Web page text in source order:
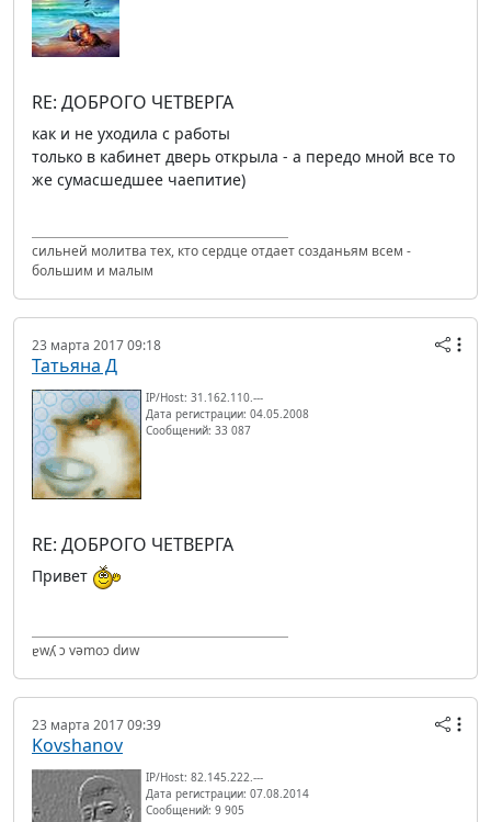
RE: ДОБРОГО ЧЕТВЕРГА
как и не уходила с работы
только в кабинет дверь открыла - а передо мной все то
же сумасшедшее чаепитие)
сильней молитва тех, кто сердце отдает созданьям всем -
большим и малым
23 марта 2017 09:18
Татьяна Д
IP/Host: 31.162.110.---
Дата регистрации: 04.05.2008
Сообщений: 33 087
RE: ДОБРОГО ЧЕТВЕРГА
Привет
ɐwʎ ɔ vǝmоɔ dиw
23 марта 2017 09:39
Kovshanov
IP/Host: 82.145.222.---
Дата регистрации: 07.08.2014
Сообщений: 9 905